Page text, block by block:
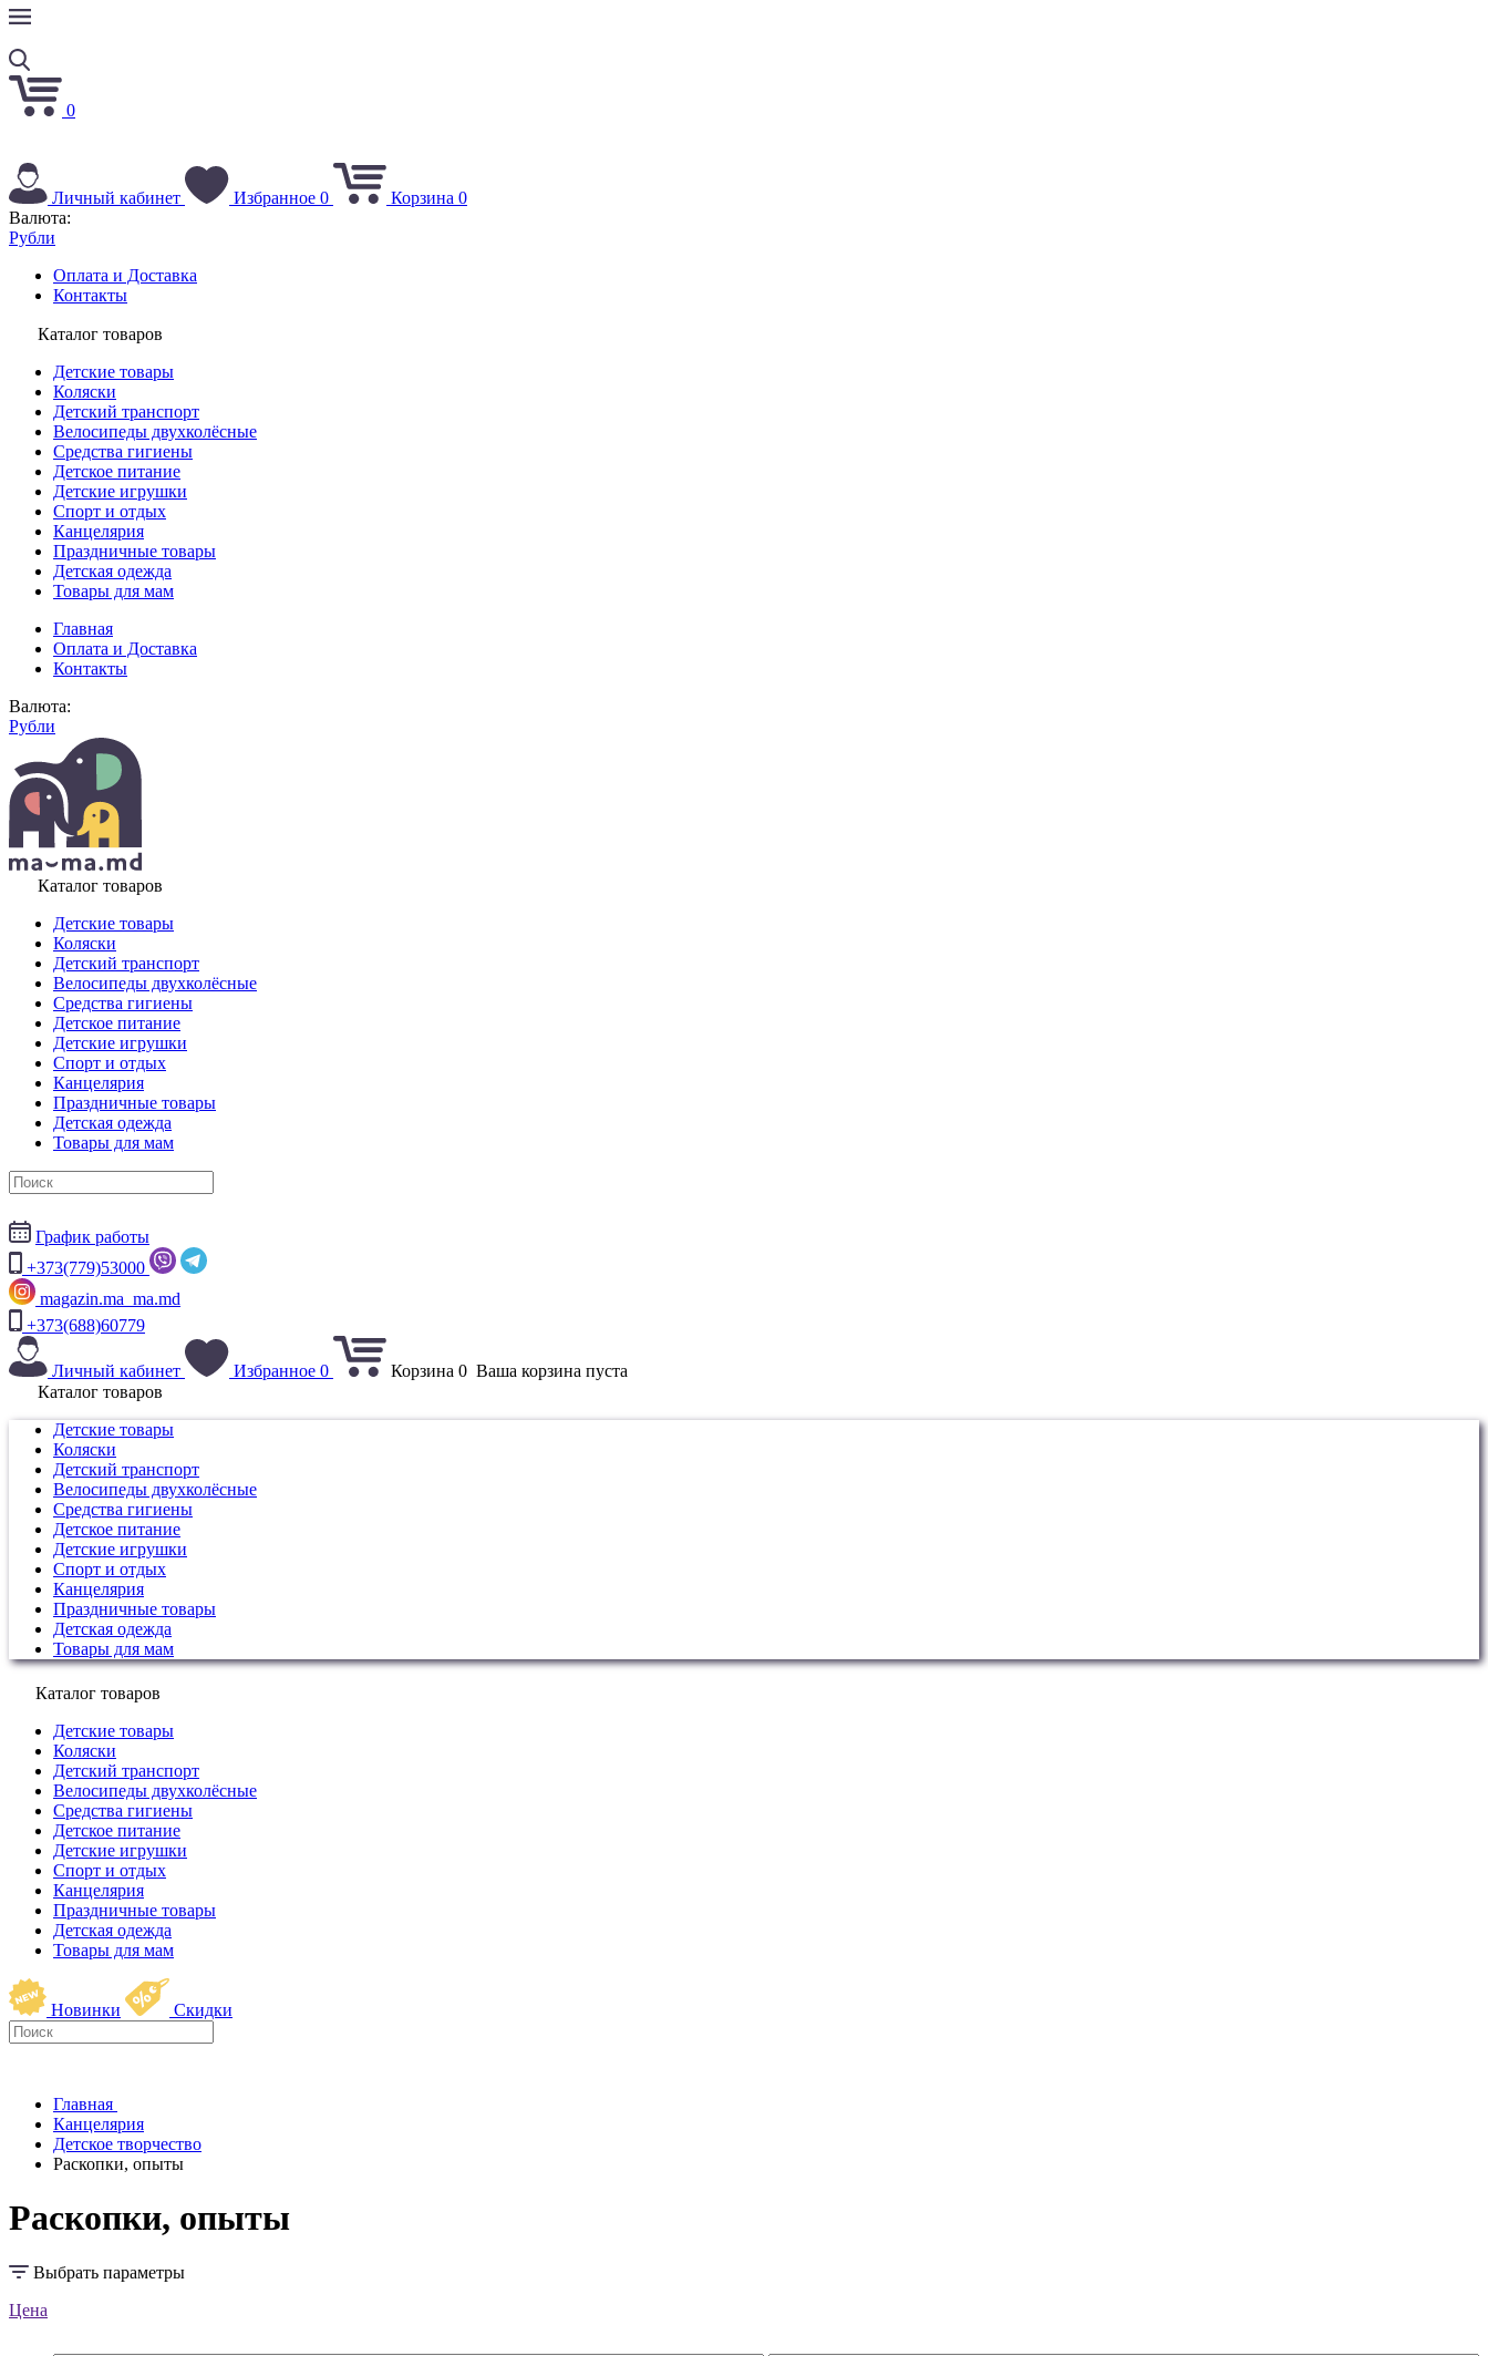
0
Личный кабинет Избранное 0 Корзина 0
Валюта:
Рубли
Оплата и Доставка
Контакты
Каталог товаров
Детские товары
Коляски
Детский транспорт
Велосипеды двухколёсные
Средства гигиены
Детское питание
Детские игрушки
Спорт и отдых
Канцелярия
Праздничные товары
Детская одежда
Товары для мам
Главная
Оплата и Доставка
Контакты
Валюта:
Рубли
Каталог товаров
Детские товары
Коляски
Детский транспорт
Велосипеды двухколёсные
Средства гигиены
Детское питание
Детские игрушки
Спорт и отдых
Канцелярия
Праздничные товары
Детская одежда
Товары для мам
График работы
+373(779)53000
magazin.ma_ma.md
+373(688)60779
Личный кабинет Избранное 0 Корзина 0 Ваша корзина пуста
Каталог товаров
Детские товары
Коляски
Детский транспорт
Велосипеды двухколёсные
Средства гигиены
Детское питание
Детские игрушки
Спорт и отдых
Канцелярия
Праздничные товары
Детская одежда
Товары для мам
Каталог товаров
Детские товары
Коляски
Детский транспорт
Велосипеды двухколёсные
Средства гигиены
Детское питание
Детские игрушки
Спорт и отдых
Канцелярия
Праздничные товары
Детская одежда
Товары для мам
Новинки Скидки
Главная
Канцелярия
Детское творчество
Раскопки, опыты
Раскопки, опыты
Выбрать параметры
Цена